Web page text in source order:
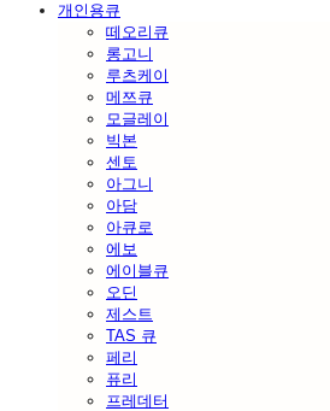
개인용큐
떼오리큐
롱고니
루츠케이
메쯔큐
모글레이
빅본
센토
아그니
아담
아큐로
에보
에이블큐
오딘
제스트
TAS 큐
페리
퓨리
프레데터